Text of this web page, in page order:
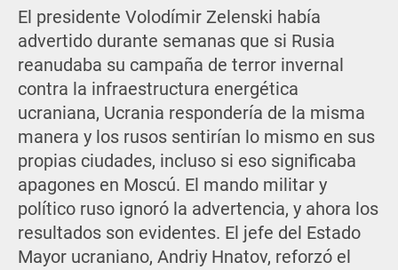
El presidente Volodímir Zelenski había
advertido durante semanas que si Rusia
reanudaba su campaña de terror invernal
contra la infraestructura energética
ucraniana, Ucrania respondería de la misma
manera y los rusos sentirían lo mismo en sus
propias ciudades, incluso si eso significaba
apagones en Moscú. El mando militar y
político ruso ignoró la advertencia, y ahora los
resultados son evidentes. El jefe del Estado
Mayor ucraniano, Andriy Hnatov, reforzó el